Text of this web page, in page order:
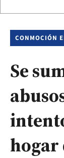
CONMOCIÓN
Se
hogar